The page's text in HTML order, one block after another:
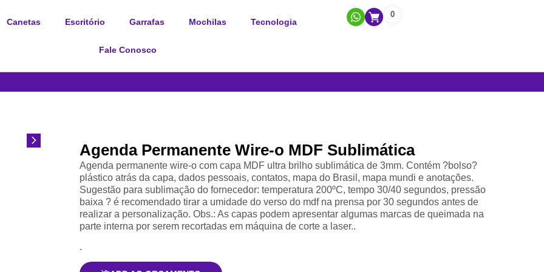
Canetas Escritório Garrafas Mochilas Tecnologia
Fale Conosco
0
Agenda Permanente Wire-o MDF Sublimática
Agenda permanente wire-o com capa MDF ultra brilho sublimática de 3mm. Contém ?bolso?
plástico atrás da capa, dados pessoais, contatos, mapa do Brasil, mapa mundi e anotações.
Sugestão para sublimação do fornecedor: temperatura 200ºC, tempo 30/40 segundos, pressão
baixa ? é recomendado tirar a umidade do verso do mdf na prensa por 30 segundos antes de
realizar a personalização. Obs.: As capas podem apresentar algumas marcas de queimada na
parte interna por serem recortadas em máquina de corte a laser..
.